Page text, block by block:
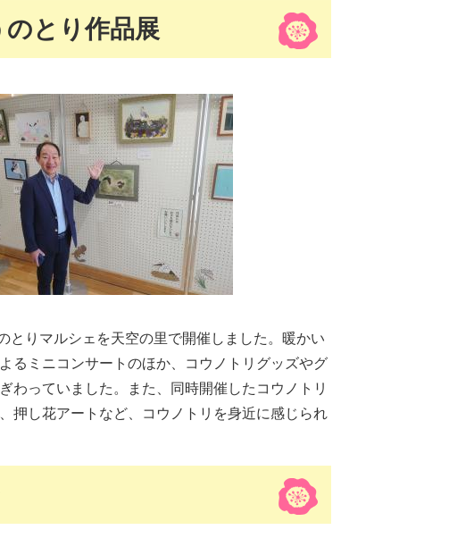
とり作品展
とりマルシェを天空の里で開催しました。暖かい
るミニコンサートのほか、コウノトリグッズやグ
わっていました。また、同時開催したコウノトリ
押し花アートなど、コウノトリを身近に感じられ